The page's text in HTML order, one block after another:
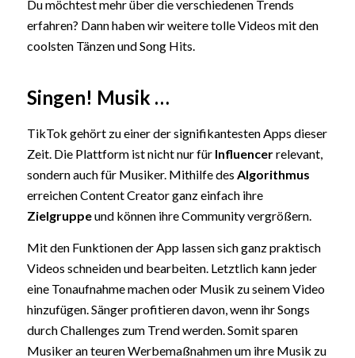
Du möchtest mehr über die verschiedenen Trends
erfahren? Dann haben wir weitere tolle Videos mit den
coolsten Tänzen und Song Hits.
Singen! Musik …
TikTok gehört zu einer der signifikantesten Apps dieser
Zeit. Die Plattform ist nicht nur für Influencerrelevant,
sondern auch für Musiker. Mithilfe des Algorithmus
erreichen Content Creator ganz einfach ihre
Zielgruppeund können ihre Community vergrößern.
Mit den Funktionen der App lassen sich ganz praktisch
Videos schneiden und bearbeiten. Letztlich kann jeder
eine Tonaufnahme machen oder Musik zu seinem Video
hinzufügen. Sänger profitieren davon, wenn ihr Songs
durch Challenges zum Trend werden. Somit sparen
Musiker an teuren Werbemaßnahmen um ihre Musik zu